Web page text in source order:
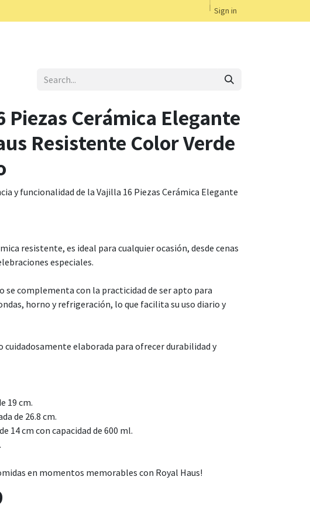
Sign in
Piezas Cerámica Elegante
Resistente Color Verde
y funcionalidad de la Vajilla 16 Piezas Cerámica Elegante
resistente, es ideal para cualquier ocasión, desde cenas
especiales.
se complementa con la practicidad de ser apto para
horno y refrigeración, lo que facilita su uso diario y
cuidadosamente elaborada para ofrecer durabilidad y
19 cm.
de 26.8 cm.
14 cm con capacidad de 600 ml.
en momentos memorables con Royal Haus!